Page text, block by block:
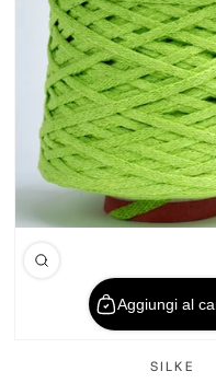
Aggiungi al
SILKE